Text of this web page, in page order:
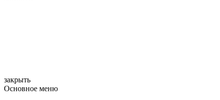
закрыть
Основное меню